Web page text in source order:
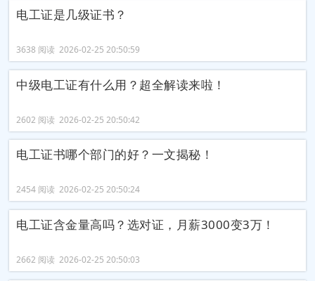
电工证是几级证书？
3638 阅读 2026-02-25 20:50:59
中级电工证有什么用？超全解读来啦！
2602 阅读 2026-02-25 20:50:42
电工证书哪个部门的好？一文揭秘！
2454 阅读 2026-02-25 20:50:24
电工证含金量高吗？选对证，月薪3000变3万！
2662 阅读 2026-02-25 20:50:03